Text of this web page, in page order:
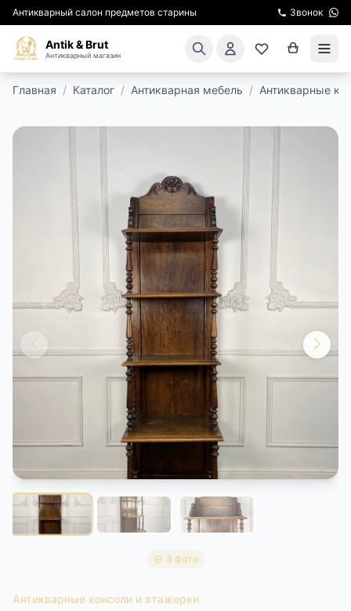
Антикварный салон предметов старины Звонок
Antik & Brut
Антикварный магазин
КИНОСЪЕМКА
ЭКСКУРСИИ
РЕСТАВРАЦИЯ
КУРСЫ ПО РЕСТАВРАЦИИ
ДОСТАВКА И ОПЛАТА
Главная / Каталог / Антикварная мебель / Антикварные
3 фото
Антикварные консоли и этажерки